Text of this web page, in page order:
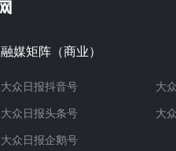
融媒矩阵（商业）
大众日报抖音号
大众日报头条号
大众日报企鹅号
大
大